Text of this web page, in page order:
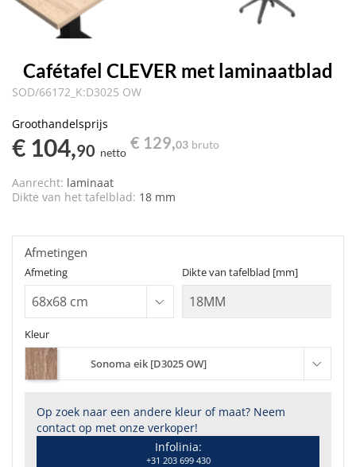
Cafétafel CLEVER met laminaatblad
SOD/66172_K:D3025 OW
Groothandelsprijs
€ 104,90 netto
€ 129,03 bruto
Aanrecht: laminaat
Dikte van het tafelblad: 18 mm
Kleur
Sonoma eik [D3025 OW]
Op zoek naar een andere kleur of maat? Neem
contact op met onze verkoper!
Infolinia:
+31 203 699 430
Afmeting Dikte van tafelblad [mm]
Afmetingen